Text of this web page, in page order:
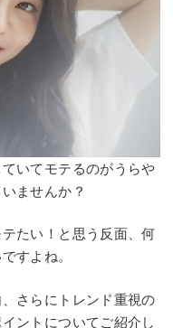
いてモテるのがうらや
ませんか？
たい！と思う反面、何
すよね。
さらにトレンド重視の
ントについてご紹介し